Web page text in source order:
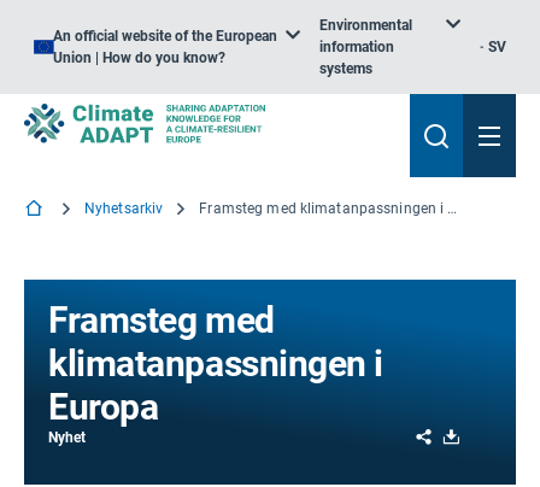
An official website of the European
Union | How do you know?
Environmental
information
systems
SV
Nyhetsarkiv Framsteg med klimatanpassningen i Europa
Framsteg med
klimatanpassningen i
Europa
Nyhet Share